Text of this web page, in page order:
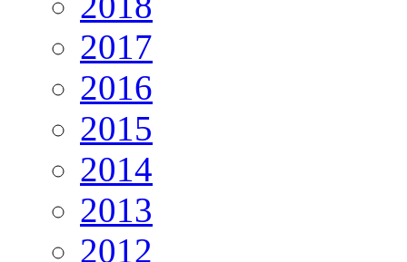
2017
2016
2015
2014
2013
2012